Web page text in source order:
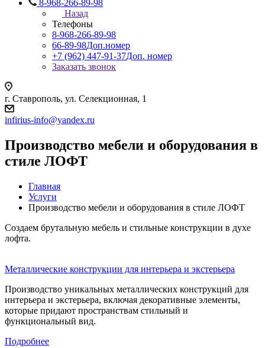
8-968-266-89-98
Назад
Телефоны
8-968-266-89-98
66-89-98Доп.номер
+7 (962) 447-91-37Доп. номер
Заказать звонок
г. Ставрополь, ул. Селекционная, 1
infirius-info@yandex.ru
Производство мебели и оборудования в
стиле ЛОФТ
Главная
Услуги
Производство мебели и оборудования в стиле ЛОФТ
Создаем брутальную мебель и стильные конструкции в духе
лофта.
Металлические конструкции для интерьера и экстерьера
Производство уникальных металлических конструкций для
интерьера и экстерьера, включая декоративные элементы,
которые придают пространствам стильный и
функциональный вид.
Подробнее